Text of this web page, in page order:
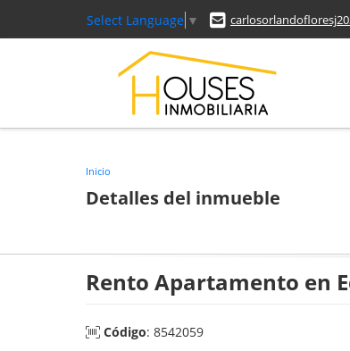
Select Language ▼
Inicio
Detalles del inmueble
Rento Apartamento en
Código: 8542059